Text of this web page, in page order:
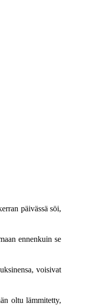
päivässä söi,
ennenkuin se
voisivat
oltu lämmitetty,